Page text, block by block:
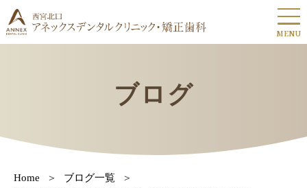
MENU
ブログ
Home
ブログ一覧